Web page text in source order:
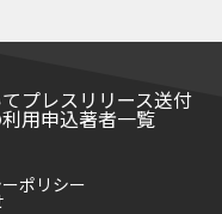
プレスリリース送付
用申込著者一覧
ポリシー